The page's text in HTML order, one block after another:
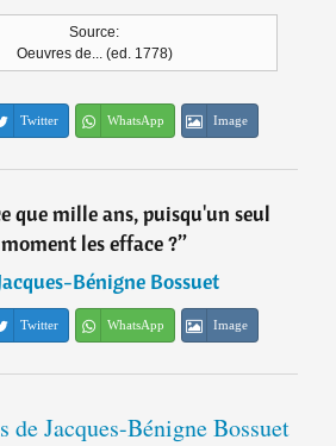
Source:
Oeuvres de... (ed. 1778)
Twitter WhatsApp Image
que mille ans, puisqu'un seul
moment les efface ?”
Bénigne Bossuet
Twitter WhatsApp Image
de Jacques-Bénigne Bossuet